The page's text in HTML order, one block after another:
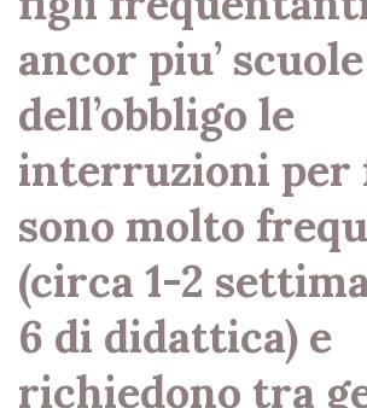
ancor piu’ scuole
dell’obbligo le
interruzioni per
sono molto
(circa 1-2
6 di didattica) e
richiedono tra